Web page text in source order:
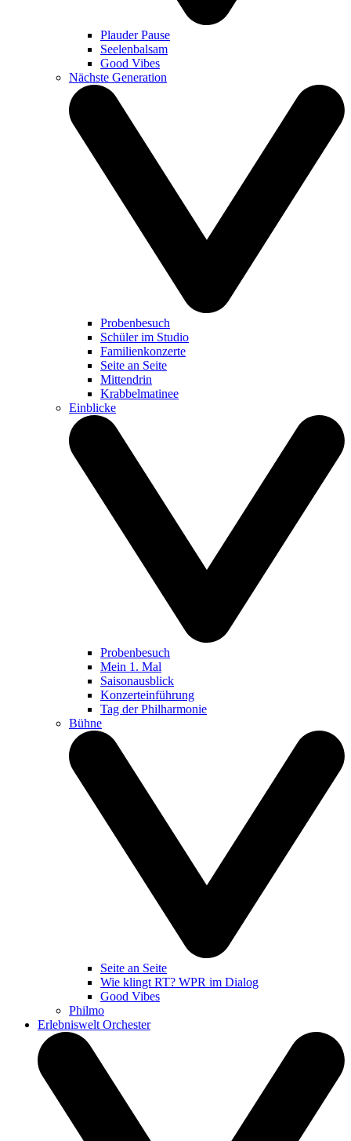
Plauder Pause
Seelenbalsam
Good Vibes
Nächste Generation
Probenbesuch
Schüler im Studio
Familienkonzerte
Seite an Seite
Mittendrin
Krabbelmatinee
Einblicke
Probenbesuch
Mein 1. Mal
Saisonausblick
Konzerteinführung
Tag der Philharmonie
Bühne
Seite an Seite
Wie klingt RT? WPR im Dialog
Good Vibes
Philmo
Erlebniswelt Orchester